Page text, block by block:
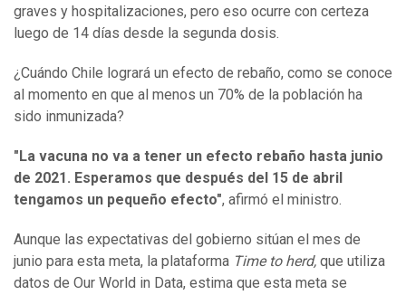
graves y hospitalizaciones, pero eso ocurre con certeza
luego de 14 días desde la segunda dosis.
¿Cuándo Chile logrará un efecto de rebaño, como se conoce
al momento en que al menos un 70% de la población ha
sido inmunizada?
"La vacuna no va a tener un efecto rebaño hasta junio
de 2021. Esperamos que después del 15 de abril
tengamos un pequeño efecto", afirmó el ministro.
Aunque las expectativas del gobierno sitúan el mes de
junio para esta meta, la plataforma Time to herd, que utiliza
datos de Our World in Data, estima que esta meta se